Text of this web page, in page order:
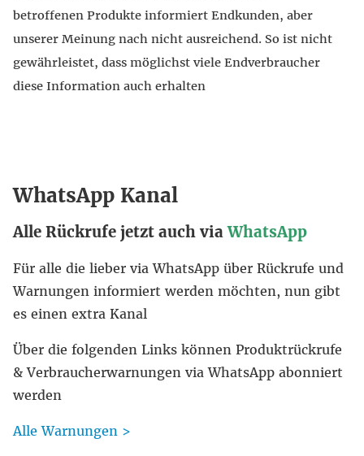
betroffenen Produkte informiert Endkunden, aber
unserer Meinung nach nicht ausreichend. So ist nicht
gewährleistet, dass möglichst viele Endverbraucher
diese Information auch erhalten
WhatsApp Kanal
Alle Rückrufe jetzt auch viaWhatsApp
Für alle die lieber via WhatsApp über Rückrufe und
Warnungen informiert werden möchten, nun gibt
es einen extra Kanal
Über die folgenden Links können Produktrückrufe
& Verbraucherwarnungen via WhatsApp abonniert
werden
Alle Warnungen >